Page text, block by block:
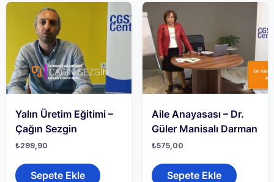
Yalın Üretim Eğitimi –
Çağın Sezgin
₺299,90
Sepete Ekle
Aile Anayasası – Dr.
Güler Manisalı Darman
₺575,00
Sepete Ekle